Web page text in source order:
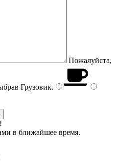
Пожалуйста,
Грузовик.
в ближайшее время.